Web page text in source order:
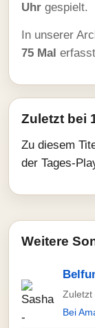
Uhr gespielt.
In unserer
75 Mal
Zuletzt bei
Zu diesem
der Tages-
Weitere
Zuletzt
Bei